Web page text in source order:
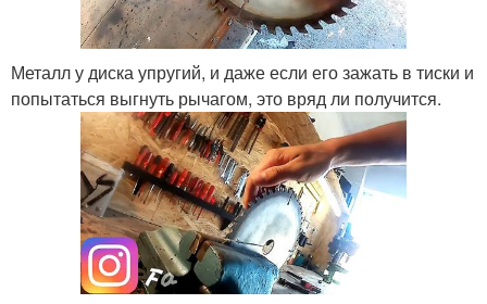
Металл у диска упругий, и даже если его зажать в тиски и
попытаться выгнуть рычагом, это вряд ли получится.